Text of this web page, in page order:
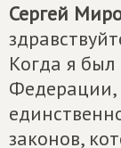
Сергей
Когда я был
Федерации,
законов,